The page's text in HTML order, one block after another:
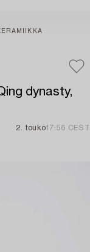
dynasty,
2. touko17:56 CEST